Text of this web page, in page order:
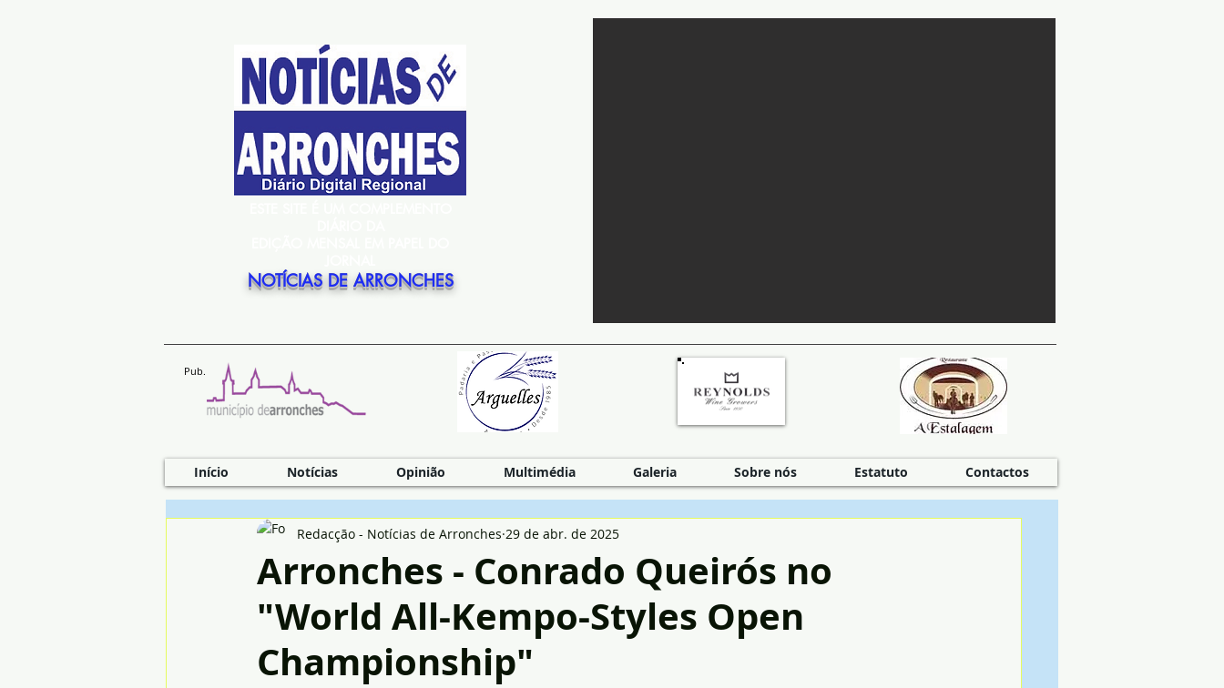
NOTÍCIAS DE ARRONCHES
Pub.
Início Notícias Opinião Multimédia Galeria Sobre nós Estatuto Contactos
Arronches - Conrado Queirós no
"World All-Kempo-Styles Open
Championship"
Redacção - Notícias de Arronches 29 de abr. de 2025